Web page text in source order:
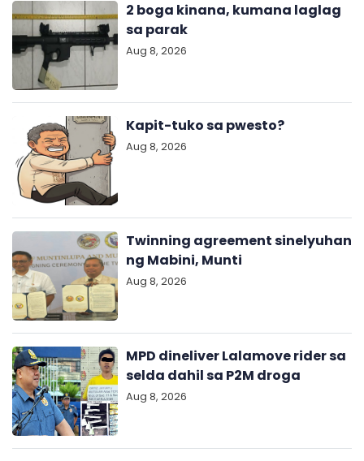
2 boga kinana, kumana laglag
sa parak
Aug 8, 2026
Kapit-tuko sa pwesto?
Aug 8, 2026
Twinning agreement sinelyuhan
ng Mabini, Munti
Aug 8, 2026
MPD dineliver Lalamove rider sa
selda dahil sa P2M droga
Aug 8, 2026